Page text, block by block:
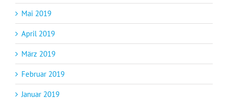
Mai 2019
April 2019
März 2019
Februar 2019
Januar 2019